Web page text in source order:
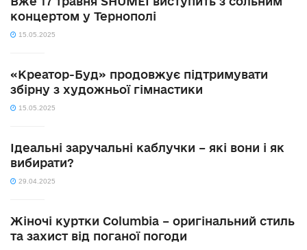
концертом у Тернополі
15.05.2025
«Креатор-Буд» продовжує підтримувати
збірну з художньої гімнастики
15.05.2025
Ідеальні заручальні каблучки – які вони і як
вибирати?
29.04.2025
Жіночі куртки Columbia – оригінальний стиль
та захист від поганої погоди